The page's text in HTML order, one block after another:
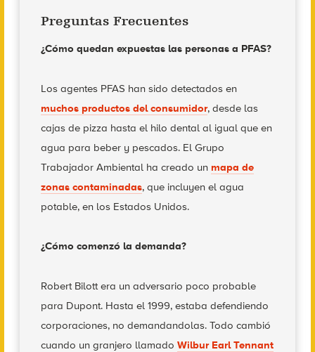
Preguntas Frecuentes
¿Cómo quedan expuestas las personas a PFAS?
Los agentes PFAS han sido detectados en
muchos productos del consumidor, desde las
cajas de pizza hasta el hilo dental al igual que en
agua para beber y pescados. El Grupo
Trabajador Ambiental ha creado un mapa de
zonas contaminadas, que incluyen el agua
potable, en los Estados Unidos.
¿Cómo comenzó la demanda?
Robert Bilott era un adversario poco probable
para Dupont. Hasta el 1999, estaba defendiendo
corporaciones, no demandandolas. Todo cambió
cuando un granjero llamado Wilbur Earl Tennant